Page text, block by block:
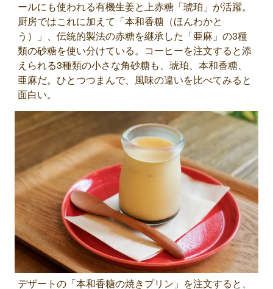
ールにも使われる有機生姜と上赤糖「琥珀」が活躍。
厨房ではこれに加えて「本和香糖（ほんわかと
う）」、伝統的製法の赤糖を継承した「亜麻」の3種
類の砂糖を使い分けている。コーヒーを注文すると添
えられる3種類の小さな角砂糖も、琥珀、本和香糖、
亜麻だ。ひとつつまんで、風味の違いを比べてみると
面白い。
デザートの「本和香糖の焼きプリン」を注文すると、